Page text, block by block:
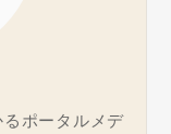
ポータルメデ